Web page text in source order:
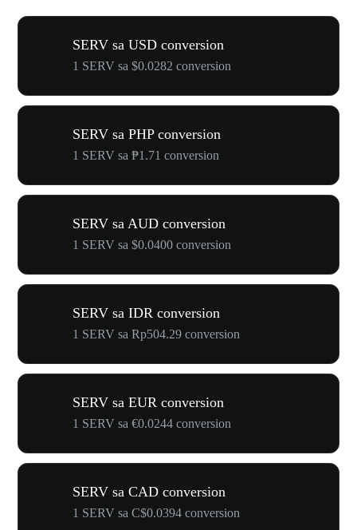
SERV sa USD conversion
1 SERV sa $0.0282 conversion
SERV sa PHP conversion
1 SERV sa ₱1.71 conversion
SERV sa AUD conversion
1 SERV sa $0.0400 conversion
SERV sa IDR conversion
1 SERV sa Rp504.29 conversion
SERV sa EUR conversion
1 SERV sa €0.0244 conversion
SERV sa CAD conversion
1 SERV sa C$0.0394 conversion